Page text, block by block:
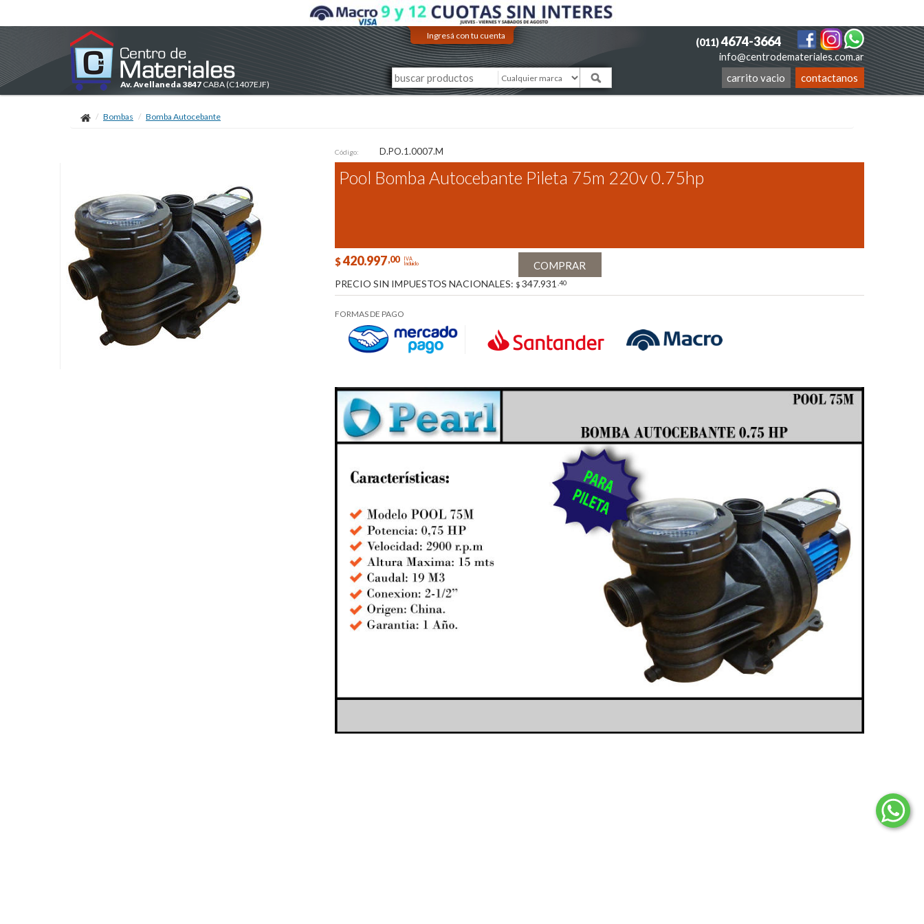
Ingresá con tu cuenta
info@centrodemateriales.com.ar
Av. Avellaneda 3847 CABA(C1407EJF)
(011)4674-3664
contactanos
carrito vacio
Bombas Bomba Autocebante
Código: D.PO.1.0007.M
Pool Bomba Autocebante Pileta 75m 220v 0.75hp
$420.997,00 IVA
Incluido COMPRAR
PRECIO SIN IMPUESTOS NACIONALES: $ 347.931 ,40
FORMAS DE PAGO